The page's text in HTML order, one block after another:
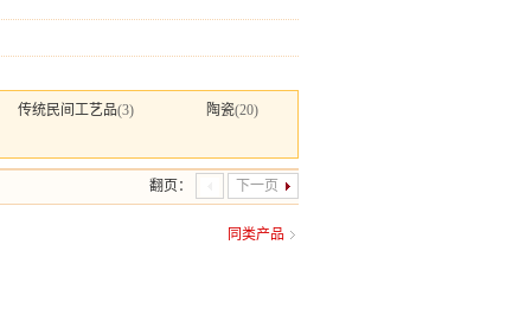
传统民间工艺品(3) 陶瓷(20)
翻页： 下一页
同类产品